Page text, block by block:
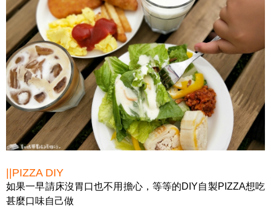
||PIZZA DIY
如果一早請床沒胃口也不用擔心，等等的DIY自製PIZZA想吃
甚麼口味自己做